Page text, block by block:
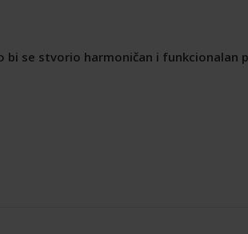
bi se stvorio harmoničan i funkcionalan